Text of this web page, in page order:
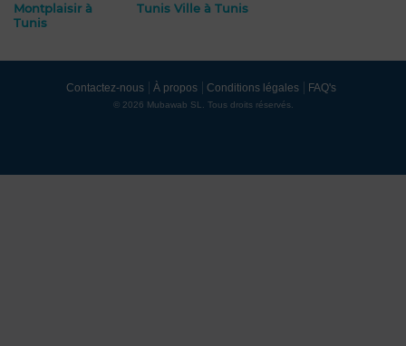
Montplaisir à
Tunis
Tunis Ville à Tunis
Contactez-nous À propos Conditions légales FAQ's
© 2026 Mubawab SL. Tous droits réservés.